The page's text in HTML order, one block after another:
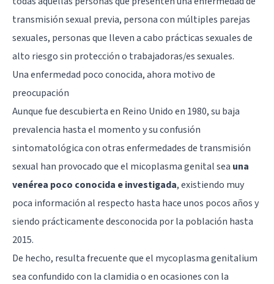
transmisión sexual previa, persona con múltiples parejas
sexuales, personas que lleven a cabo prácticas sexuales de
alto riesgo sin protección o trabajadoras/es sexuales.
Una enfermedad poco conocida, ahora motivo de
preocupación
Aunque fue descubierta en Reino Unido en 1980, su baja
prevalencia hasta el momento y su confusión
sintomatológica con otras enfermedades de transmisión
sexual han provocado que el micoplasma genital sea una
venérea poco conocida e investigada, existiendo muy
poca información al respecto hasta hace unos pocos años y
siendo prácticamente desconocida por la población hasta
2015.
De hecho, resulta frecuente que el mycoplasma genitalium
sea confundido con la clamidia o en ocasiones con la